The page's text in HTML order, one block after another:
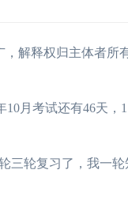
解释权归主体者所
10月考试还有46天，
三轮复习了，我一